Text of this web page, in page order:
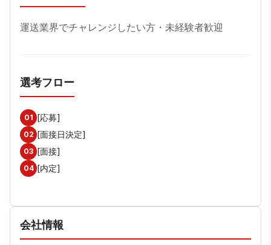
運送業界でチャレンジしたい方・未経験者歓迎
選考フロー
01 [応募]
02 [面接日決定]
03 [面接]
04 [内定]
会社情報